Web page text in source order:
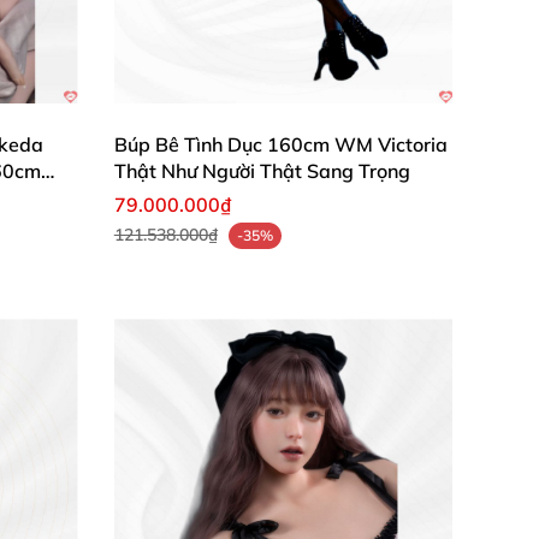
1/
hang
Búp Bê Tình Dục 160cm WM Victoria
Thật Như Người Thật Sang Trọng
79.000.000₫
121.538.000₫ -35%